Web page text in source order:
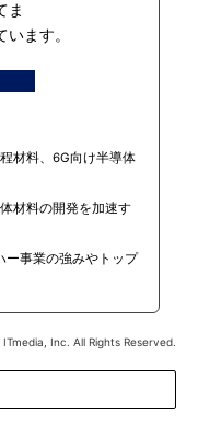
ま
ます。
材料、6G向け半導体
材料の開発を加速す
事業の強みやトップ
Inc. All Rights Reserved.